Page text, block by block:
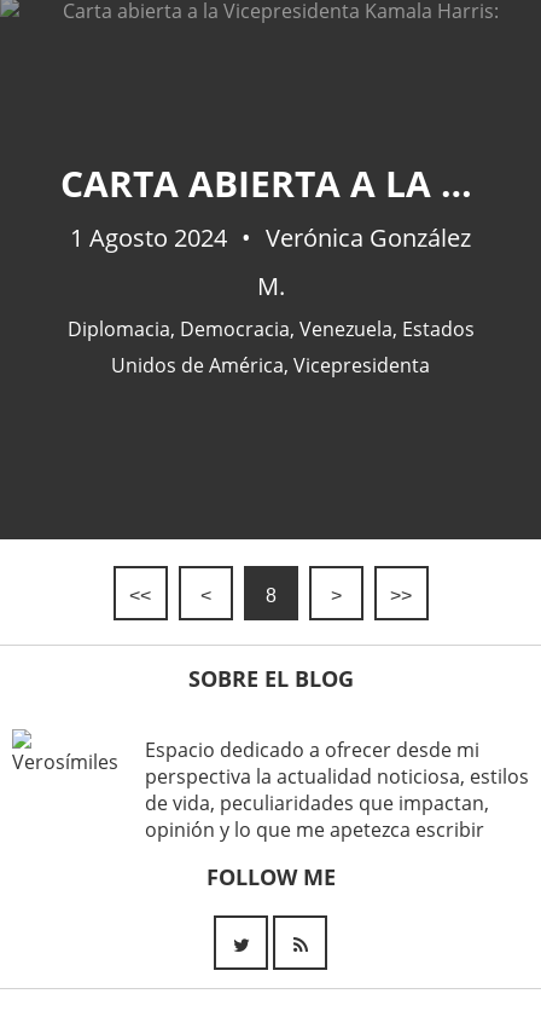
CARTA ABIERTA A LA VICEPRESIDENTA KAMALA HARRIS:
1 Agosto 2024
Verónica González
M.
Diplomacia, Democracia, Venezuela, Estados
Unidos de América, Vicepresidenta
<< < 8 > >>
SOBRE EL BLOG
Espacio dedicado a ofrecer desde mi
perspectiva la actualidad noticiosa, estilos
de vida, peculiaridades que impactan,
opinión y lo que me apetezca escribir
FOLLOW ME